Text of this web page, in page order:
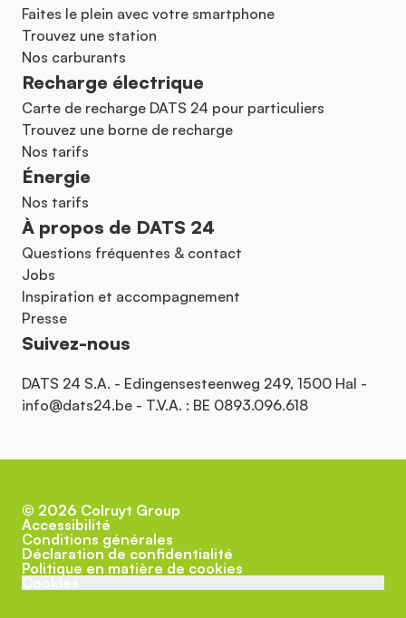
Faites le plein avec votre smartphone
Trouvez une station
Nos carburants
Recharge électrique
Carte de recharge DATS 24 pour particuliers
Trouvez une borne de recharge
Nos tarifs
Énergie
Nos tarifs
À propos de DATS 24
Questions fréquentes & contact
Jobs
Inspiration et accompagnement
Presse
Suivez-nous
DATS 24 S.A. - Edingensesteenweg 249, 1500 Hal -
info@dats24.be - T.V.A. : BE 0893.096.618
© 2026 Colruyt Group
Accessibilité
Conditions générales
Déclaration de confidentialité
Politique en matière de cookies